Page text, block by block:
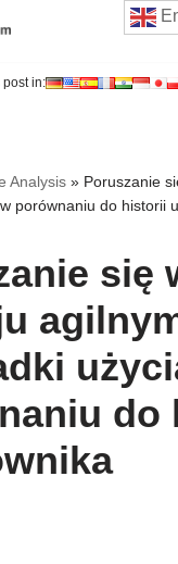
post in:
Analysis » Poruszanie
porównaniu do historii
się
do